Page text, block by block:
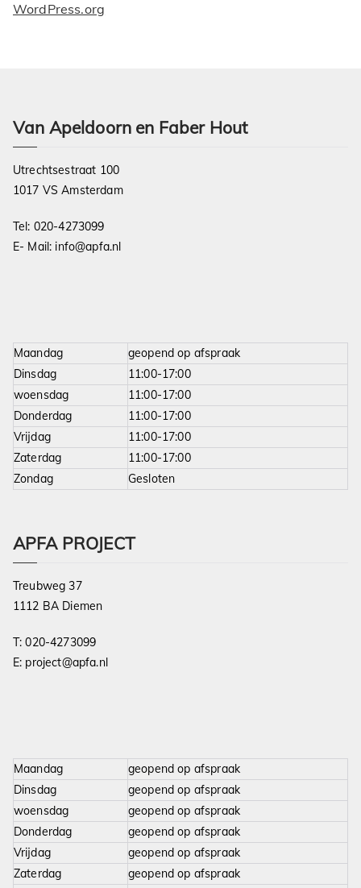
WordPress.org
Van Apeldoorn en Faber Hout
Utrechtsestraat 100
1017 VS Amsterdam
Tel: 020-4273099
E- Mail: info@apfa.nl
Maandag
geopend op afspraak
Dinsdag
11:00-17:00
woensdag
11:00-17:00
Donderdag
11:00-17:00
Vrijdag
11:00-17:00
Zaterdag
11:00-17:00
Zondag
Gesloten
APFA PROJECT
Treubweg 37
1112 BA Diemen
T:020-4273099
E: project@apfa.nl
Maandag
geopend op afspraak
Dinsdag
geopend op afspraak
woensdag
geopend op afspraak
Donderdag
geopend op afspraak
Vrijdag
geopend op afspraak
Zaterdag
geopend op afspraak